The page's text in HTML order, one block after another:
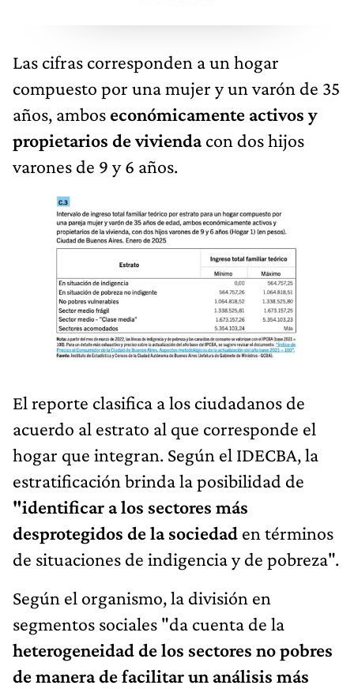
Las cifras corresponden a un hogar
compuesto por una mujer y un varón de 35
años, ambos económicamente activos y
propietarios de viviendacon dos hijos
varones de 9 y 6 años.
El reporte clasifica a los ciudadanos de
acuerdo al estrato al que corresponde el
hogar que integran. Según el IDECBA, la
estratificación brinda la posibilidad de
"identificar a los sectores más
desprotegidos de la sociedad en términos
de situaciones de indigencia y de pobreza".
Según el organismo, la división en
segmentos sociales "da cuenta de la
heterogeneidad de los sectores no pobres
de manera de facilitar un análisis más